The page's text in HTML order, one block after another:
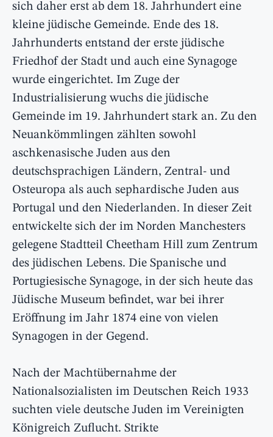
sich daher erst ab dem 18. Jahrhundert eine
kleine jüdische Gemeinde. Ende des 18.
Jahrhunderts entstand der erste jüdische
Friedhof der Stadt und auch eine Synagoge
wurde eingerichtet. Im Zuge der
Industrialisierung wuchs die jüdische
Gemeinde im 19. Jahrhundert stark an. Zu den
Neuankömmlingen zählten sowohl
aschkenasische Juden aus den
deutschsprachigen Ländern, Zentral- und
Osteuropa als auch sephardische Juden aus
Portugal und den Niederlanden. In dieser Zeit
entwickelte sich der im Norden Manchesters
gelegene Stadtteil Cheetham Hill zum Zentrum
des jüdischen Lebens. Die Spanische und
Portugiesische Synagoge, in der sich heute das
Jüdische Museum befindet, war bei ihrer
Eröffnung im Jahr 1874 eine von vielen
Synagogen in der Gegend.
Nach der Machtübernahme der
Nationalsozialisten im Deutschen Reich 1933
suchten viele deutsche Juden im Vereinigten
Königreich Zuflucht. Strikte